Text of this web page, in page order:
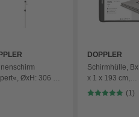
ØxH: 306 x
DOPPLER
Schirmhülle,
x 1 x 193 cm,
Kunstfaser -(1)